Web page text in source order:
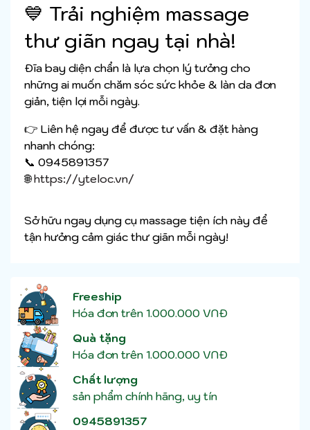
💙 Trải nghiệm massage
thư giãn ngay tại nhà!
Đĩa bay diện chẩn là lựa chọn lý tưởng cho
những ai muốn chăm sóc sức khỏe & làn da đơn
giản, tiện lợi mỗi ngày.
👉 Liên hệ ngay để được tư vấn & đặt hàng
nhanh chóng:
📞 0945891357
🌐https://yteloc.vn/
Sở hữu ngay dụng cụ massage tiện ích này để
tận hưởng cảm giác thư giãn mỗi ngày!
Freeship
Hóa đơn trên 1.000.000 VNĐ
Quà tặng
Hóa đơn trên 1.000.000 VNĐ
Chất lượng
sản phẩm chính hãng, uy tín
0945891357